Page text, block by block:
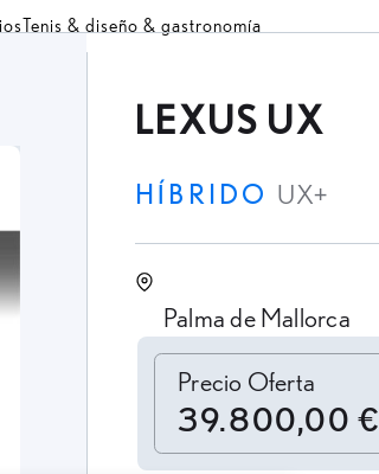
Tenis & diseño & gastronomía
LEXUS UX
HÍBRIDO UX+
Palma de Mallorca
Personalizar cuota
Precio Oferta
39.800,00 €